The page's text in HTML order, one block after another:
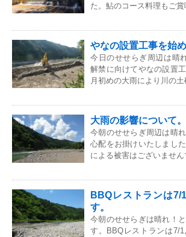
た。鮎のコース料理もご
やなの設置工事を始め
今日のせせらぎ周辺は晴
解禁に向けてやなの設置
月初めの大雨により川の
大雨の影響について。
今朝のせせらぎ周辺は晴
心配をお掛けいたしまし
による被害はございませ
BBQレストランは7/
す。
今朝のせせらぎは晴れ！
す。BBQレストランは7/